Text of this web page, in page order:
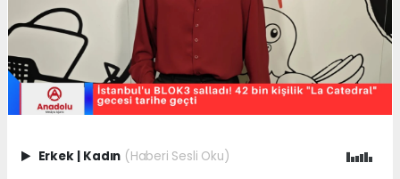
Erkek | Kadın (Haberi Sesli Oku)